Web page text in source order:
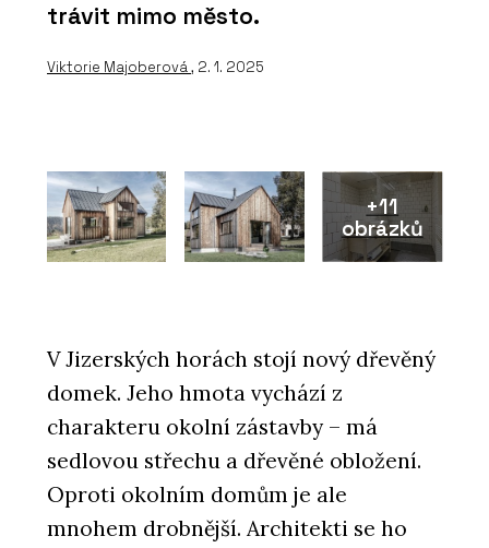
trávit mimo město.
Viktorie Majoberová, 2. 1. 2025
+11
obrázků
V Jizerských horách stojí nový dřevěný
domek. Jeho hmota vychází z
charakteru okolní zástavby – má
sedlovou střechu a dřevěné obložení.
Oproti okolním domům je ale
mnohem drobnější. Architekti se ho